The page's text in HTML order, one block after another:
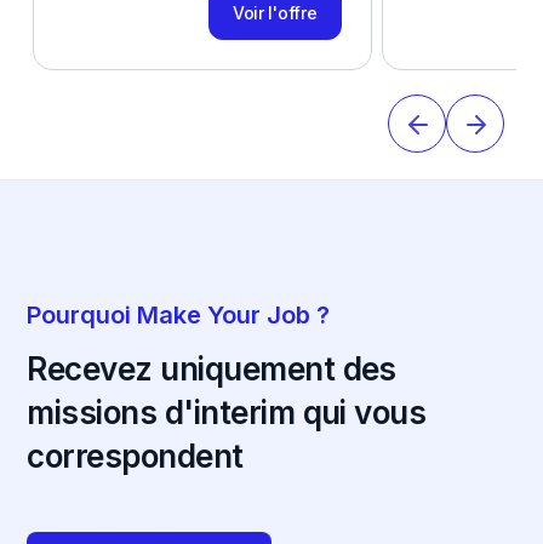
Voir l'offre
Pourquoi Make Your Job ?
Recevez uniquement des
missions d'interim qui vous
correspondent